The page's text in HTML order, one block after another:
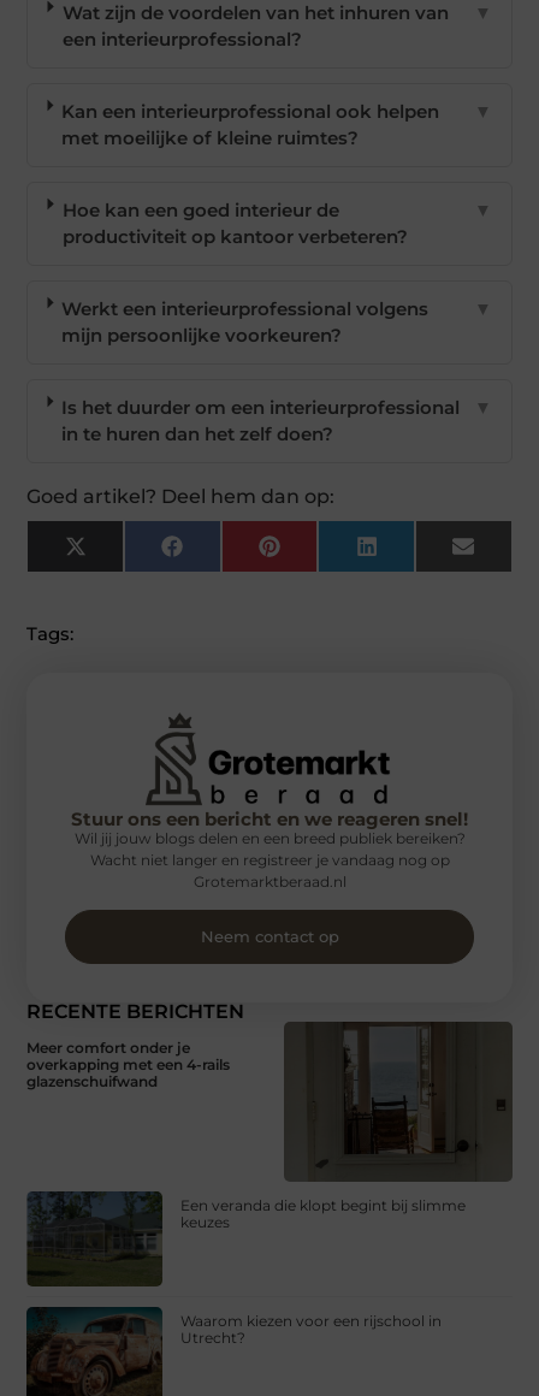
Wat zijn de voordelen van het inhuren van
een interieurprofessional?
▼
Kan een interieurprofessional ook helpen
met moeilijke of kleine ruimtes?
▼
Hoe kan een goed interieur de
productiviteit op kantoor verbeteren?
▼
Werkt een interieurprofessional volgens
mijn persoonlijke voorkeuren?
▼
Is het duurder om een interieurprofessional
in te huren dan het zelf doen?
▼
Goed artikel? Deel hem dan op:
X
(Twitter)
FacebookPinterest LinkedIn Email
Tags:
RECENTE BERICHTEN
Meer comfort onder je
overkapping met een 4-rails
glazenschuifwand
Een veranda die klopt begint bij slimme
keuzes
Waarom kiezen voor een rijschool in
Utrecht?
Stuur ons een bericht en we reageren snel!
Wil jij jouw blogs delen en een breed publiek bereiken?
Wacht niet langer en registreer je vandaag nog op
Grotemarktberaad.nl
Neem contact op